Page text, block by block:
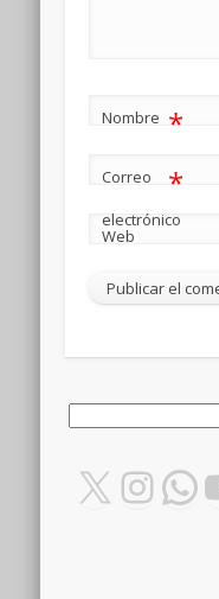
Nombre *
Correo
electrónico
*
Web
X